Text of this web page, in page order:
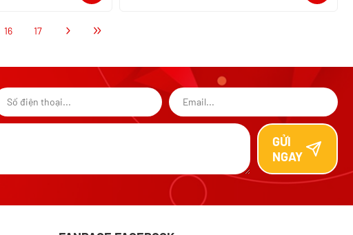
16 17
GỬI
NGAY